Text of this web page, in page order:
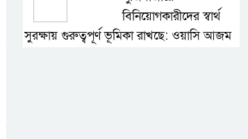
বিনিয়োগকারীদের স্বার্থ
সুরক্ষায় গুরুত্বপূর্ণ ভূমিকা রাখছে: ওয়াসি আজম